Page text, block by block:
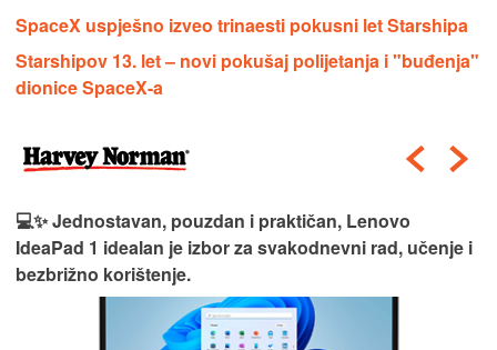
SpaceX uspješno izveo trinaesti pokusni let Starshipa
Starshipov 13. let – novi pokušaj polijetanja i "buđenja"
dionice SpaceX-a
💻✨ Jednostavan, pouzdan i praktičan, Lenovo
IdeaPad 1 idealan je izbor za svakodnevni rad, učenje i
bezbrižno korištenje.